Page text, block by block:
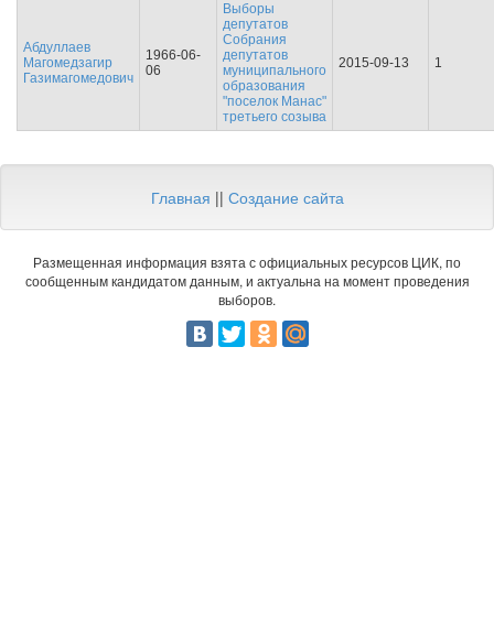
Абдуллаев
Магомедзагир
Газимагомедович
1966-06-
06
Выборы
депутатов
Собрания
депутатов
муниципального
образования
"поселок Манас"
третьего созыва
2015-09-13 1
Главная || Создание сайта
Размещенная информация взята с официальных ресурсов ЦИК, по
сообщенным кандидатом данным, и актуальна на момент проведения
выборов.